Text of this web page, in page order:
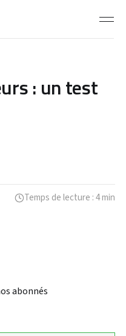
: un test
Temps de lecture : 4 min
abonnés